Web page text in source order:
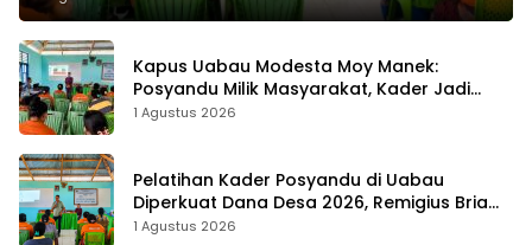
Kapus Uabau Modesta Moy Manek:
Posyandu Milik Masyarakat, Kader Jadi
Ujung Tombak Perangi Stunting
1 Agustus 2026
Pelatihan Kader Posyandu di Uabau
Diperkuat Dana Desa 2026, Remigius Bria
Tekankan Transparansi dengan Libatkan
1 Agustus 2026